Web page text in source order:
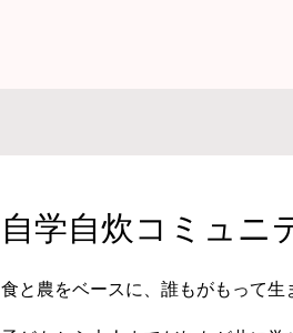
自学自炊コミュニ
食と農をベースに、誰もがもって